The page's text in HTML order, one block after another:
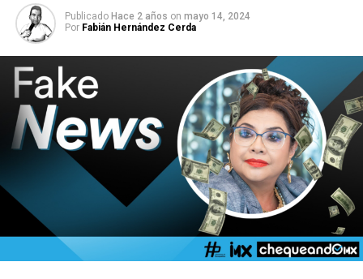
Publicado Hace 2 años on mayo 14, 2024
Por Fabián Hernández Cerda